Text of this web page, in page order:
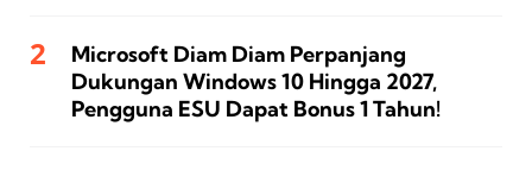
Microsoft Diam Diam Perpanjang
Dukungan Windows 10 Hingga 2027,
Pengguna ESU Dapat Bonus 1 Tahun!